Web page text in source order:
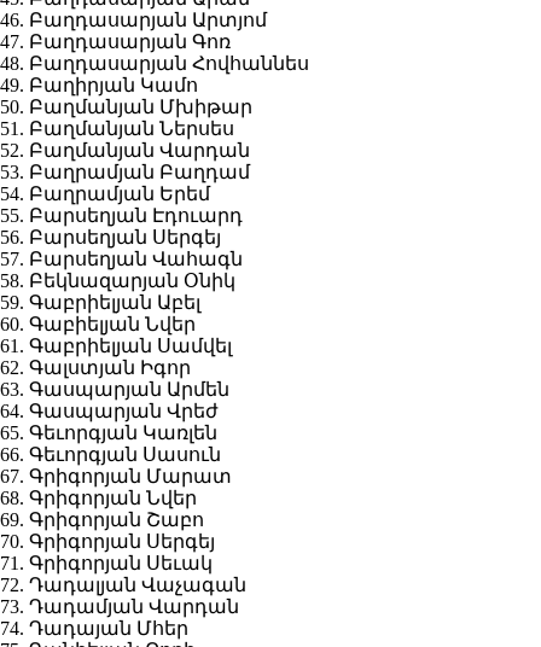
46. Բաղդասարյան Արտյոմ
47. Բաղդասարյան Գոռ
48. Բաղդասարյան Հովհաննես
49. Բաղիրյան Կամո
50. Բաղմանյան Մխիթար
51. Բաղմանյան Ներսես
52. Բաղմանյան Վարդան
53. Բաղրամյան Բաղդամ
54. Բաղրամյան Երեմ
55. Բարսեղյան Էդուարդ
56. Բարսեղյան Սերգեյ
57. Բարսեղյան Վահագն
58. Բեկնազարյան Օնիկ
59. Գաբրիելյան Աբել
60. Գաբիելյան Նվեր
61. Գաբրիելյան Սամվել
62. Գալստյան Իգոր
63. Գասպարյան Արմեն
64. Գասպարյան Վրեժ
65. Գեւորգյան Կառլեն
66. Գեւորգյան Սասուն
67. Գրիգորյան Մարատ
68. Գրիգորյան Նվեր
69. Գրիգորյան Շաբո
70. Գրիգորյան Սերգեյ
71. Գրիգորյան Սեւակ
72. Դադալյան Վաչագան
73. Դադամյան Վարդան
74. Դադայան Մհեր